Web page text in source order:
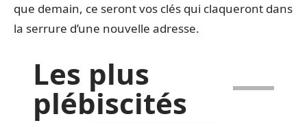
que demain, ce seront vos clés qui claqueront dans
la serrure d’une nouvelle adresse.
Les plus
plébiscités